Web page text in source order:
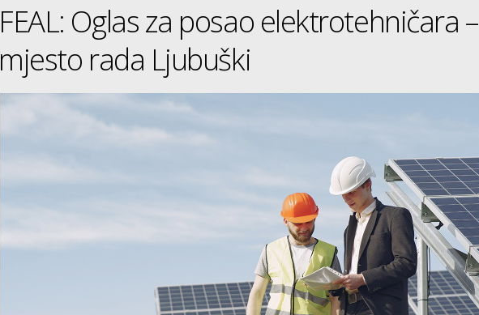
FEAL: Oglas za posao elektrotehničara –
mjesto rada Ljubuški